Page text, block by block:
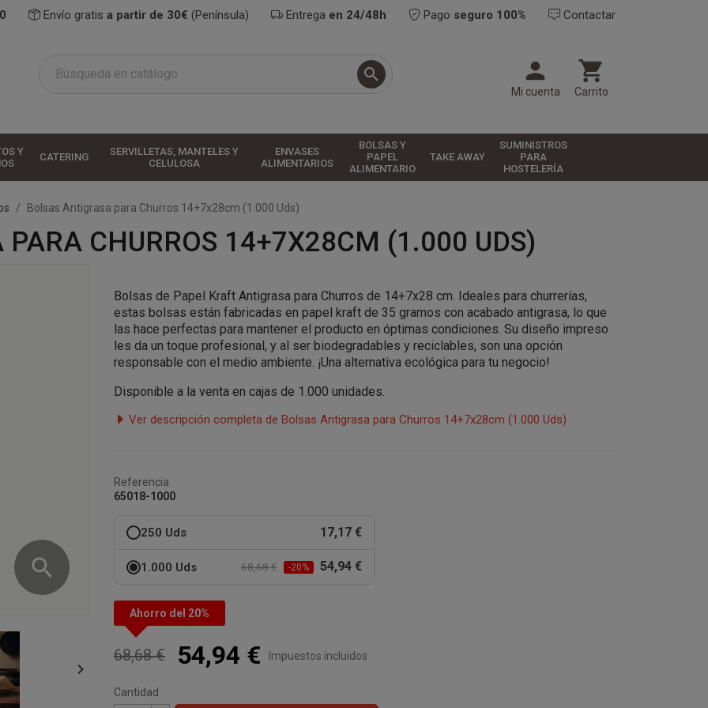
Envío gratis a partir de 30€ (Península) Entrega en 24/48h Pago seguro 100% Contactar
 
Mi cuenta

Carrito
Y
CATERING
SERVILLETAS, MANTELES Y
CELULOSA
ENVASES
ALIMENTARIOS
BOLSAS Y
PAPEL
ALIMENTARIO
TAKE AWAY
SUMINISTROS
PARA
HOSTELERÍA
Bolsas Antigrasa para Churros 14+7x28cm (1.000 Uds)
CHURROS 14+7X28CM (1.000 UDS)
search

Bolsas de Papel Kraft Antigrasa para Churros de 14+7x28 cm. Ideales para churrerías,
estas bolsas están fabricadas en papel kraft de 35 gramos con acabado antigrasa, lo que
las hace perfectas para mantener el producto en óptimas condiciones. Su diseño impreso
les da un toque profesional, y al ser biodegradables y reciclables, son una opción
responsable con el medio ambiente. ¡Una alternativa ecológica para tu negocio!
Disponible a la venta en cajas de 1.000 unidades.
Ver descripción completa de Bolsas Antigrasa para Churros 14+7x28cm (1.000 Uds)
Referencia
65018-1000
250 Uds 17,17 €
1.000 Uds 68,68 € -20% 54,94 €
Ahorro del 20%
68,68 € 54,94 € Impuestos incluidos
Cantidad